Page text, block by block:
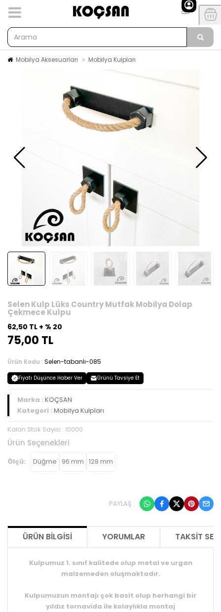
Mobilya Aksesuarları Mobilya Kulpları
Selen Kulp Lüks Country Mutfak Mobilya Dolap
Çekmece Kulpu
62,50 TL + % 20
75,00 TL
Ürün Kodu :Selen-tabanlı-085
Fiyatı Düşünce Haber Ver Ürünü Tavsiye Et
Marka : KOÇSAN
Kategori : Mobilya Kulpları
Kalan Stok Sayısı : 10000
Ürün Seçenekleri
Ölçü: Düğme 96 mm 128 mm
PAYLAŞ :
ÜRÜN BILGISI YORUMLAR TAKSIT
Kulpumuz 1. sınıf kalitede olup metal ve urgan
malzemeden oluşmaktadır.
Kulpumuzun montajı çok basit olup herhangi bir
yıldız tornavida ile kolaylıkla montaj